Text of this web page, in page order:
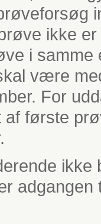
ikke
i
være
For
af første